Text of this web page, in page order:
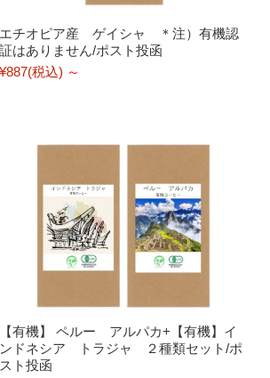
エチオピア産 ゲイシャ ＊注）有機認
証はありません/ポスト投函
¥887(税込) ～
【有機】 ペルー アルパカ+【有機】イ
ンドネシア トラジャ ２種類セット/ポ
スト投函